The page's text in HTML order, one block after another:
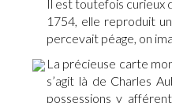
Il est toutefois curieux
1754, elle reproduit
percevait péage, on
La précieuse carte
s’agit là de Charles
possessions y